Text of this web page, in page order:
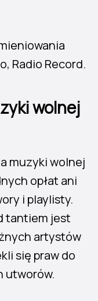
Radio Record.
wolnej
muzyki wolnej
opłat ani
i playlisty.
tantiem jest
artystów
się praw do
utworów.